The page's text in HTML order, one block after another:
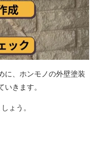
に、ホンモノの外壁塗装
きます。
ょう。